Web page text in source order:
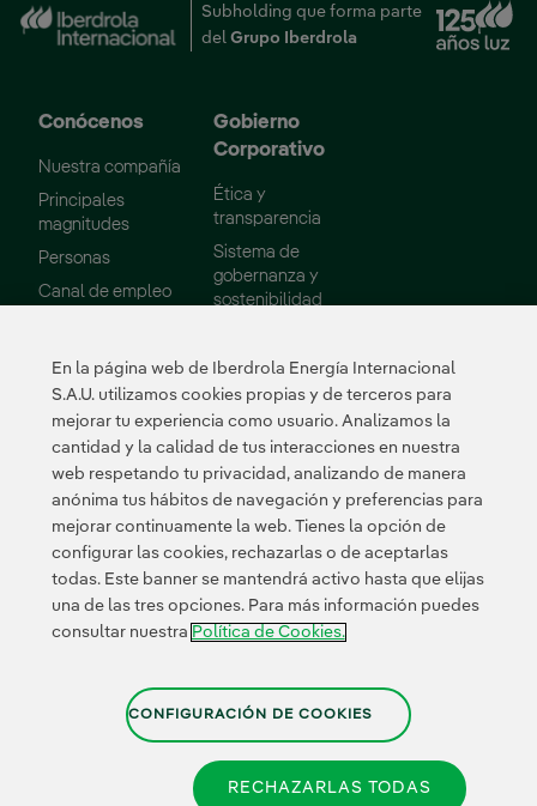
Subholding que forma parte
del Grupo IberdrolaEnlace externo, se
Conócenos
Nuestra compañía
Principales
magnitudes
Personas
Canal de empleoEnlace externo, se abre en ventana nueva.
Gobierno
Corporativo
Ética y
transparencia
Sistema de
gobernanza y
sostenibilidad
Administración
Informes
Sostenibilidad
Nuestros
compromisos
Medio ambiente
Innovación
Proveedores
Portal de Proveedor
En la página web de Iberdrola Energía Internacional
S.A.U. utilizamos cookies propias y de terceros para
mejorar tu experiencia como usuario. Analizamos la
cantidad y la calidad de tus interacciones en nuestra
web respetando tu privacidad, analizando de manera
anónima tus hábitos de navegación y preferencias para
mejorar continuamente la web. Tienes la opción de
configurar las cookies, rechazarlas o de aceptarlas
todas. Este banner se mantendrá activo hasta que elijas
una de las tres opciones. Para más información puedes
consultar nuestra Política de Cookies.Enlace
se
abre
en
ventana
nueva.
CONFIGURACIÓN DE COOKIES
RECHAZARLAS TODAS